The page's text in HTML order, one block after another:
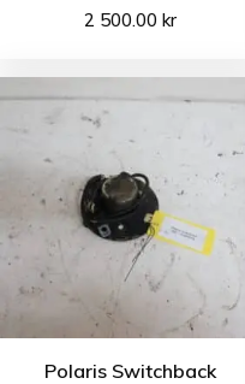
2 500.00 kr
Polaris Switchback